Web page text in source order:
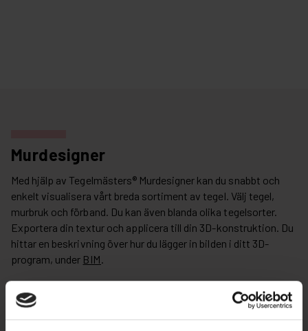
Murdesigner
Med hjälp av Tegelmästers® Murdesigner kan du snabbt och
enkelt visualisera vårt breda sortiment av tegel. Välj tegel,
murbruk och förband. Du kan även blanda olika tegelsorter.
Exportera din textur och applicera till din 3D-konstruktion. Du
hittar en beskrivning över hur du lägger in bilden i ditt 3D-
program, under BIM.